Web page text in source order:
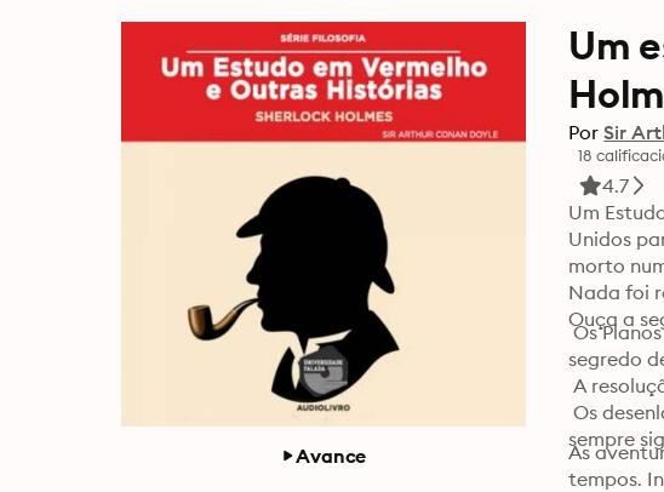
Avance
Um
Por Sir
18
4.7
Um
Unidos
morto
Nada foi
Ouça a
Os
segredo
A
Os
sempre
As
tempos.